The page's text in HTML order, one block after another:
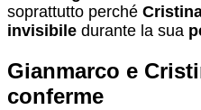
soprattutto perché
invisibile durante la sua
Gianmarco e
conferme